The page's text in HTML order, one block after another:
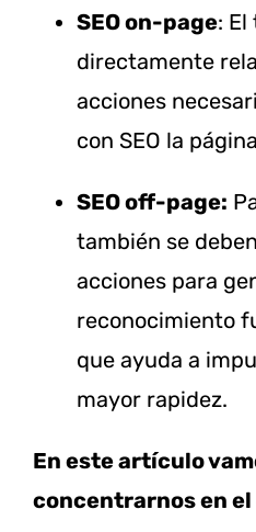
SEO on-page:
directamente
acciones
con SEO la
SEO off-page:
también se
acciones para
reconocimiento
que ayuda a
mayor rapidez.
En este artículo
concentrarnos en